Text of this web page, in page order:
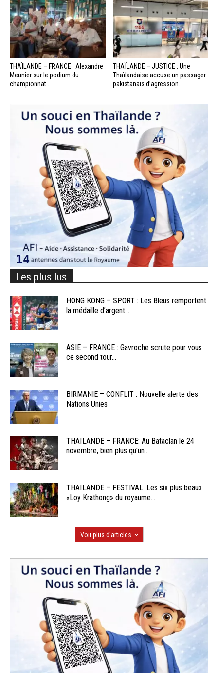
THAÏLANDE – FRANCE : Alexandre
Meunier sur le podium du
championnat...
THAÏLANDE – JUSTICE : Une
Thaïlandaise accuse un passager
pakistanais d’agression...
Les plus lus
HONG KONG – SPORT : Les Bleus remportent
la médaille d’argent...
ASIE – FRANCE : Gavroche scrute pour vous
ce second tour...
BIRMANIE – CONFLIT : Nouvelle alerte des
Nations Unies
THAÏLANDE – FRANCE: Au Bataclan le 24
novembre, bien plus qu’un...
THAÏLANDE – FESTIVAL: Les six plus beaux
«Loy Krathong» du royaume...
Voir plus d'articles